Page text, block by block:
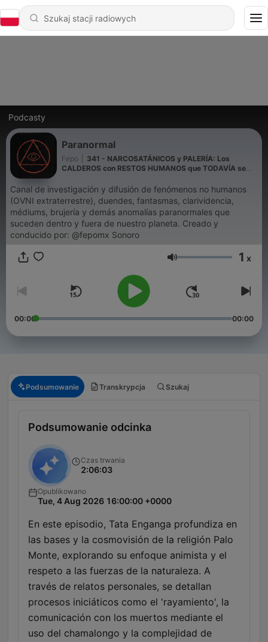
Podcasty
Paranormal
Fepo
341 - NARCOSATÁNICOS y PALERÍA: Los
CALDEROS con RESTOS HUMANOS que TODAVÍA se
Canal de investigación y difusión de fenómenos no humanos
(OVNI extraterrestre), duendes, fantasmas, clarividencia,
médiums, brujería y demás anomalías paranormales que
suceden dentro y fuera de nuestro planeta. Creado y
conducido por: @fepomx Sonoro
Głośność 1 x
00:00 00:00
Podsumowanie Transkrypcja Szukaj
Podsumowanie odcinka
Czas trwania
2:06:03
Opublikowano
Tue, 4 Aug 2026 16:00:00 +0000
En este episodio, Tata Enganga profundiza en
las bases y la cosmovisión de la religión Palo
Monte, explorando su enfoque animista y el
respeto a las fuerzas de la naturaleza. A
través de relatos personales, se detallan
procesos iniciáticos como el 'rayamiento', la
comunicación con los muertos mediante el
uso del chamalongo y la complejidad de